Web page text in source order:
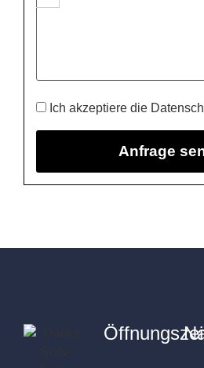
Ich akzeptiere die